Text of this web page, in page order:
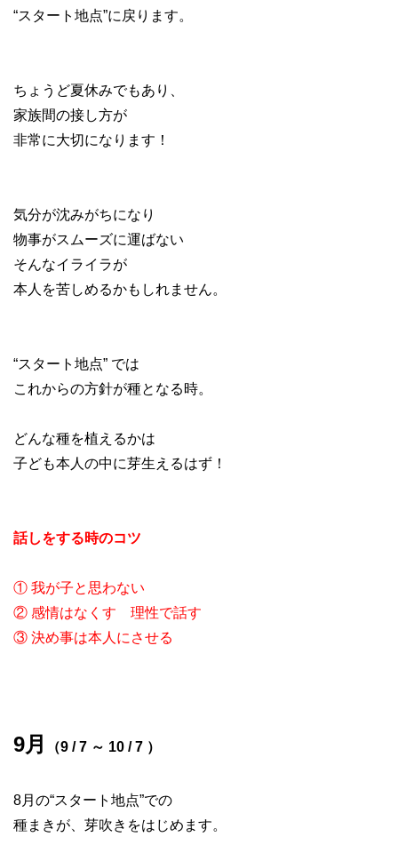
“スタート地点”に戻ります。
ちょうど夏休みでもあり、
家族間の接し方が
非常に大切になります！
気分が沈みがちになり
物事がスムーズに運ばない
そんなイライラが
本人を苦しめるかもしれません。
“スタート地点” では
これからの方針が種となる時。
どんな種を植えるかは
子ども本人の中に芽生えるはず！
話しをする時のコツ
① 我が子と思わない
② 感情はなくす 理性で話す
③ 決め事は本人にさせる
9月 （9 / 7 ～ 10 / 7 ）
8月の“スタート地点”での
種まきが、芽吹きをはじめます。